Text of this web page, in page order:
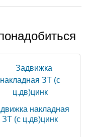
накладная
ЗТ (с ц.дв)цинк